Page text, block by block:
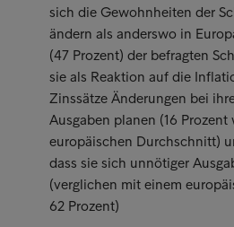
sich die Gewohnheiten der
ändern als anderswo in
(47 Prozent) der befragten
sie als Reaktion auf die
Zinssätze Änderungen bei
Ausgaben planen (16 Prozent
europäischen Durchschnitt)
dass sie sich unnötiger
(verglichen mit einem
62 Prozent)